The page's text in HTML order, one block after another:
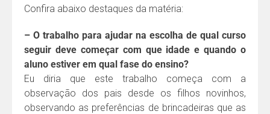
Confira abaixo destaques da matéria:
– O trabalho para ajudar na escolha de qual curso
seguir deve começar com que idade e quando o
aluno estiver em qual fase do ensino?
Eu diria que este trabalho começa com a
observação dos pais desde os filhos novinhos,
observando as preferências de brincadeiras que as